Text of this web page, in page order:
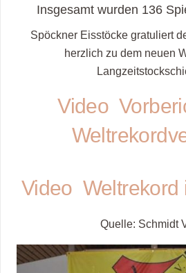
Insgesamt wurden 136
Spöckner Eisstöcke gratuliert
herzlich zu dem neuen
Video
Video Weltrekord
Quelle: Schmidt